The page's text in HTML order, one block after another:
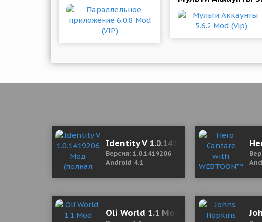
Identity V 1.0.1419206 Мод (полная
Версия: 1.0.1419206
Android 4.1
Oli World 1.1 Mod (Unlocked/No ads)